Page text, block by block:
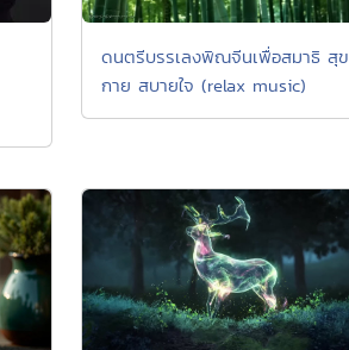
ดนตรีบรรเลงพิณจีนเพื่อสมาธิ สุข
กาย สบายใจ (relax music)